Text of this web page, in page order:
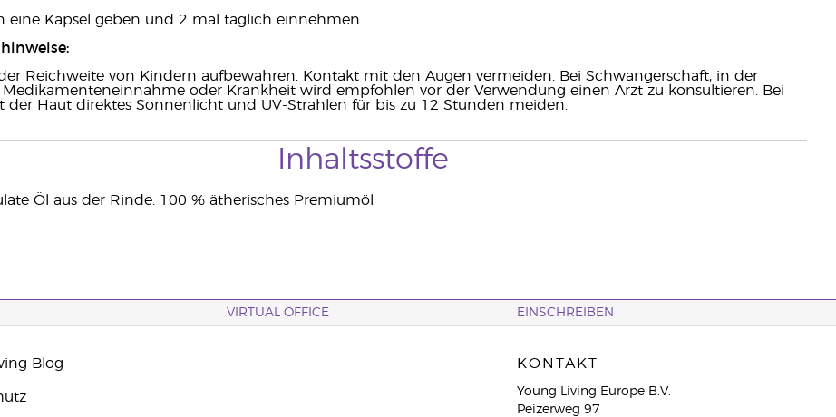
eine Kapsel geben und 2 mal täglich einnehmen.
Reichweite von Kindern aufbewahren. Kontakt mit den Augen vermeiden. Bei Schwangerschaft, in der
Medikamenteneinnahme oder Krankheit wird empfohlen vor der Verwendung einen Arzt zu konsultieren. Bei
der Haut direktes Sonnenlicht und UV-Strahlen für bis zu 12 Stunden meiden.
Inhaltsstoffe
Öl aus der Rinde. 100 % ätherisches Premiumöl
VIRTUAL OFFICE EINSCHREIBEN
Blog KONTAKT
Young Living Europe B.V.
Peizerweg 97